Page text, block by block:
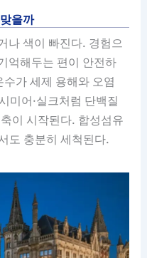
을까
나 색이 빠진다. 경험으
억해두는 편이 안전하
가 세제 용해와 오염
미어·실크처럼 단백질
이 시작된다. 합성섬유
도 충분히 세척된다.